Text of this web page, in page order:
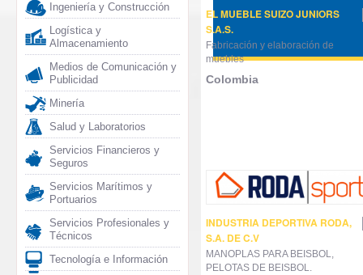
Ingeniería y Construcción
Logística y
Almacenamiento
Medios de Comunicación y
Publicidad
Minería
Salud y Laboratorios
Servicios Financieros y
Seguros
Servicios Marítimos y
Portuarios
Servicios Profesionales y
Técnicos
Tecnología e Información
EL MUEBLE SUIZO JUNIORS
S.A.S.
Fabricación y elaboración de
muebles
Colombia
INDUSTRIA DEPORTIVA RODA,
S.A. DE C.V
MANOPLAS PARA BEISBOL,
PELOTAS DE BEISBOL.